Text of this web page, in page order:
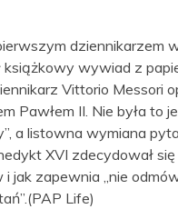
dziennikarzem
książkowy wywiad z
Vittorio Messori
Pawłem II. Nie była to
a listowna wymiana
XVI zdecydował
jak zapewnia „nie
Life)